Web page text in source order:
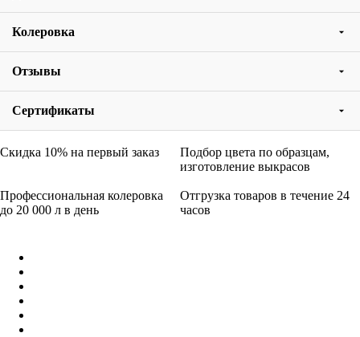
Колеровка
Отзывы
Сертификаты
Скидка 10% на первый заказ
Подбор цвета по образцам,
изготовление выкрасов
Профессиональная колеровка
до 20 000 л в день
Отгрузка товаров в течение 24
часов